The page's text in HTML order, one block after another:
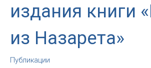
издания книги
из Назарета»
Публикации